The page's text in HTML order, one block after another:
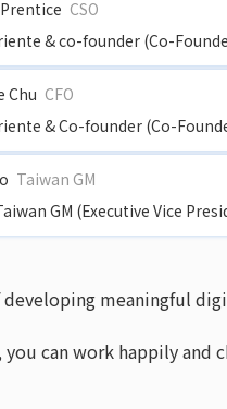
CSO
& co-founder (Co-
Chu CFO
& Co-founder (Co-
Taiwan GM
GM (Executive Vice
developing meaningful
can work happily and